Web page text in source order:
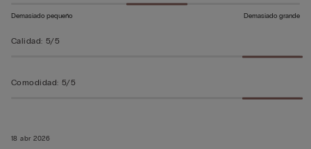
18 abr 2026
Demasiado pequeño Demasiado grande
Calidad: 5/5
Comodidad: 5/5